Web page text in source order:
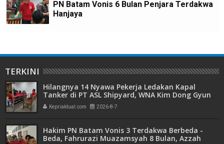
PN Batam Vonis 6 Bulan Penjara Terdakwa
Hanjaya
TERKINI
Hilangnya 14 Nyawa Pekerja Ledakan Kapal
Tanker di PT ASL Shipyard, WNA Kim Dong Gyun
Hanya Dituntut 1 Tahun 6 Bulan
Kepriaktual.com 2026-8-7
Hakim PN Batam Vonis 3 Terdakwa Berbeda -
Beda, Fahrurazi Muazamsyah 8 Bulan, Azzah